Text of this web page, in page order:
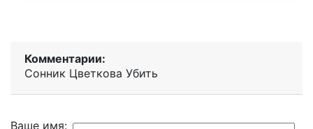
Комментарии:
Сонник Цветкова Убить
Ваше имя: